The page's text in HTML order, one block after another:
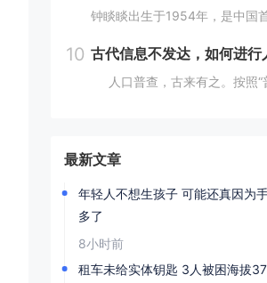
10
最新文章
年轻人不想生孩子 可能还真因为
多了
8小时前
租车未给实体钥匙 3人被困海拔